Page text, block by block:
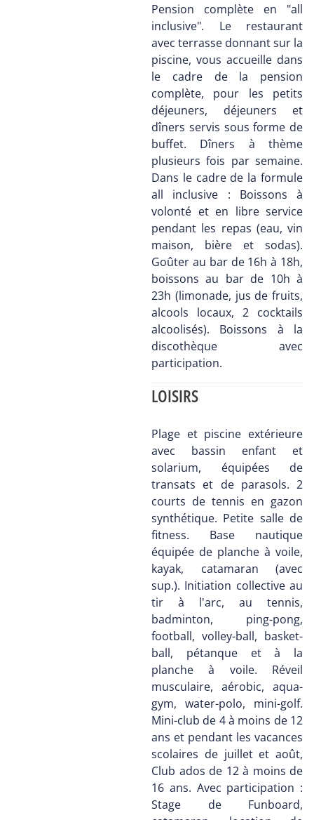
Pension complète en "all
inclusive". Le restaurant
avec terrasse donnant sur la
piscine, vous accueille dans
le cadre de la pension
complète, pour les petits
déjeuners, déjeuners et
dîners servis sous forme de
buffet. Dîners à thème
plusieurs fois par semaine.
Dans le cadre de la formule
all inclusive : Boissons à
volonté et en libre service
pendant les repas (eau, vin
maison, bière et sodas).
Goûter au bar de 16h à 18h,
boissons au bar de 10h à
23h (limonade, jus de fruits,
alcools locaux, 2 cocktails
alcoolisés). Boissons à la
discothèque avec
participation.
LOISIRS
Plage et piscine extérieure
avec bassin enfant et
solarium, équipées de
transats et de parasols. 2
courts de tennis en gazon
synthétique. Petite salle de
fitness. Base nautique
équipée de planche à voile,
kayak, catamaran (avec
sup.). Initiation collective au
tir à l'arc, au tennis,
badminton, ping-pong,
football, volley-ball, basket-
ball, pétanque et à la
planche à voile. Réveil
musculaire, aérobic, aqua-
gym, water-polo, mini-golf.
Mini-club de 4 à moins de 12
ans et pendant les vacances
scolaires de juillet et août,
Club ados de 12 à moins de
16 ans. Avec participation :
Stage de Funboard,